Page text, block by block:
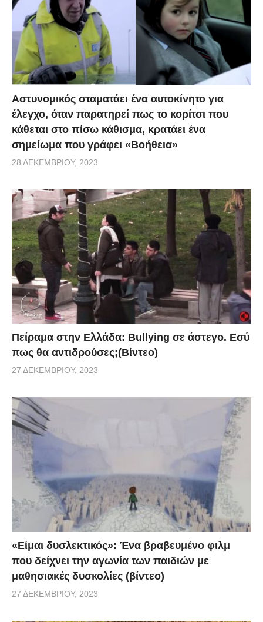
Αστυνομικός σταματάει ένα αυτοκίνητο για
έλεγχο, όταν παρατηρεί πως το κορίτσι που
κάθεται στο πίσω κάθισμα, κρατάει ένα
σημείωμα που γράφει «Βοήθεια»
28 ΔΕΚΕΜΒΡΊΟΥ, 2023
Πείραμα στην Ελλάδα: Bullying σε άστεγο. Εσύ
πως θα αντιδρούσες;(Βίντεο)
27 ΔΕΚΕΜΒΡΊΟΥ, 2023
«Είμαι δυσλεκτικός»: Ένα βραβευμένο φιλμ
που δείχνει την αγωνία των παιδιών με
μαθησιακές δυσκολίες (βίντεο)
27 ΔΕΚΕΜΒΡΊΟΥ, 2023